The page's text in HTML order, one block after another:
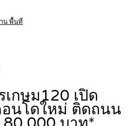
น พื้นที่
เกษม120 เปิด
อนโดใหม่ ติดถนน